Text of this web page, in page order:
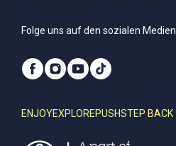
Folge uns auf den sozialen Medien
ENJOYEXPLOREPUSHSTEP BACK